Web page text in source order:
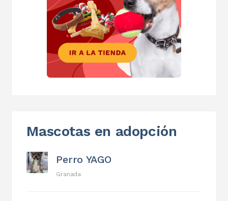
Mascotas en adopción
Perro YAGO
Granada